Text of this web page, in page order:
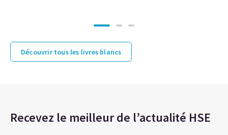
Découvrir tous les livres blancs
Recevez le meilleur de l’actualité HSE